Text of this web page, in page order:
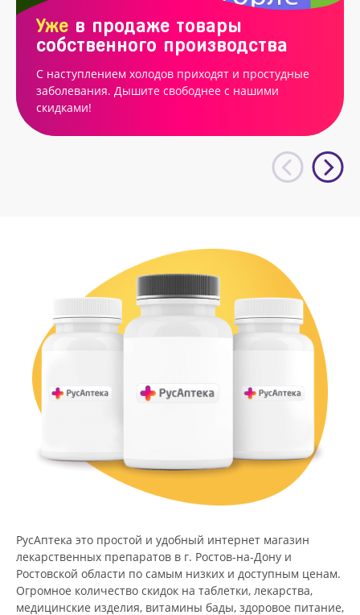
Уже в продаже товары
собственного производства
С наступлением холодов приходят и простудные
заболевания. Дышите свободнее с нашими
скидками!
РусАптека это простой и удобный интернет магазин
лекарственных препаратов в г. Ростов-на-Дону и
Ростовской области по самым низких и доступным ценам.
Огромное количество скидок на таблетки, лекарства,
медицинские изделия, витамины бады, здоровое питание,